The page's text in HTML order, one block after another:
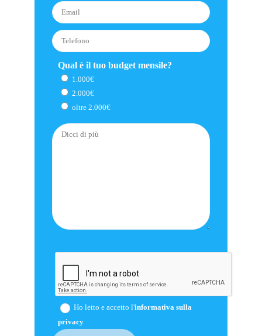
Qual è il tuo budget mensile?
1.000€
2.000€
oltre 2.000€
Ho letto e accetto l'informativa sulla
privacy